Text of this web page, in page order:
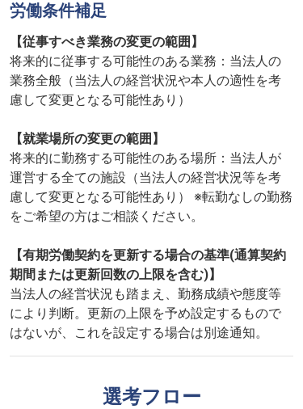
労働条件補足
【従事すべき業務の変更の範囲】
将来的に従事する可能性のある業務：当法人の
業務全般（当法人の経営状況や本人の適性を考
慮して変更となる可能性あり）
【就業場所の変更の範囲】
将来的に勤務する可能性のある場所：当法人が
運営する全ての施設（当法人の経営状況等を考
慮して変更となる可能性あり） ※転勤なしの勤務
をご希望の方はご相談ください。
【有期労働契約を更新する場合の基準(通算契約
期間または更新回数の上限を含む)】
当法人の経営状況も踏まえ、勤務成績や態度等
により判断。更新の上限を予め設定するもので
はないが、これを設定する場合は別途通知。
選考フロー